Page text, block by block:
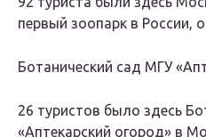
первый зоопарк в России,
Ботанический сад МГУ
26 туристов было здесь
«Аптекарский огород» в